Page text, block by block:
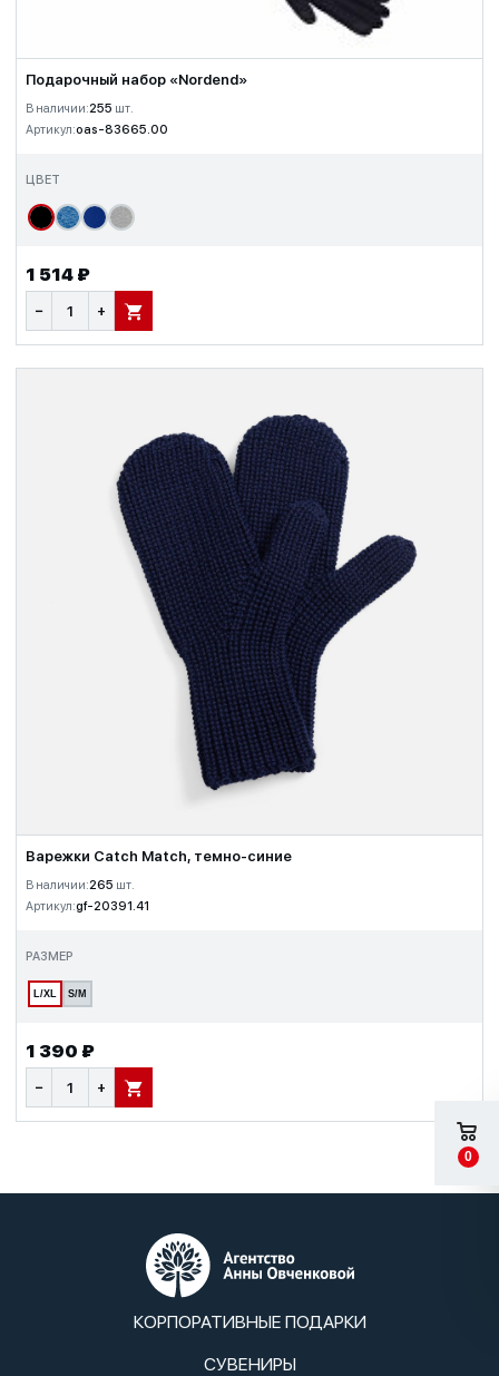
Подарочный набор «Nordend»
В наличии:255 шт.
Артикул:oas-83665.00
ЦВЕТ
1 514 ₽
− + В КОРЗИНУ
Варежки Catch Match, темно-синие
В наличии:265 шт.
Артикул:gf-20391.41
РАЗМЕР
L/XL S/M
1 390 ₽
− + В КОРЗИНУ
КОРПОРАТИВНЫЕ ПОДАРКИ
СУВЕНИРЫ
0